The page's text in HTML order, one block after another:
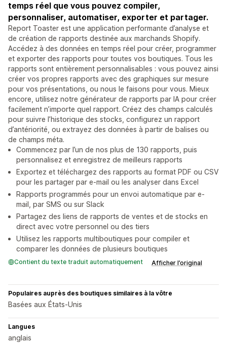
temps réel que vous pouvez compiler,
personnaliser, automatiser, exporter et partager.
Report Toaster est une application performante d’analyse et
de création de rapports destinée aux marchands Shopify.
Accédez à des données en temps réel pour créer, programmer
et exporter des rapports pour toutes vos boutiques. Tous les
rapports sont entièrement personnalisables : vous pouvez ainsi
créer vos propres rapports avec des graphiques sur mesure
pour vos présentations, ou nous le faisons pour vous. Mieux
encore, utilisez notre générateur de rapports par IA pour créer
facilement n’importe quel rapport. Créez des champs calculés
pour suivre l’historique des stocks, configurez un rapport
d’antériorité, ou extrayez des données à partir de balises ou
de champs méta.
Commencez par l’un de nos plus de 130 rapports, puis
personnalisez et enregistrez de meilleurs rapports
Exportez et téléchargez des rapports au format PDF ou CSV
pour les partager par e-mail ou les analyser dans Excel
Rapports programmés pour un envoi automatique par e-
mail, par SMS ou sur Slack
Partagez des liens de rapports de ventes et de stocks en
direct avec votre personnel ou des tiers
Utilisez les rapports multiboutiques pour compiler et
comparer les données de plusieurs boutiques
Contient du texte traduit automatiquement Afficher l’original
Populaires auprès des boutiques similaires à la vôtre
Basées aux États-Unis
Langues
anglais